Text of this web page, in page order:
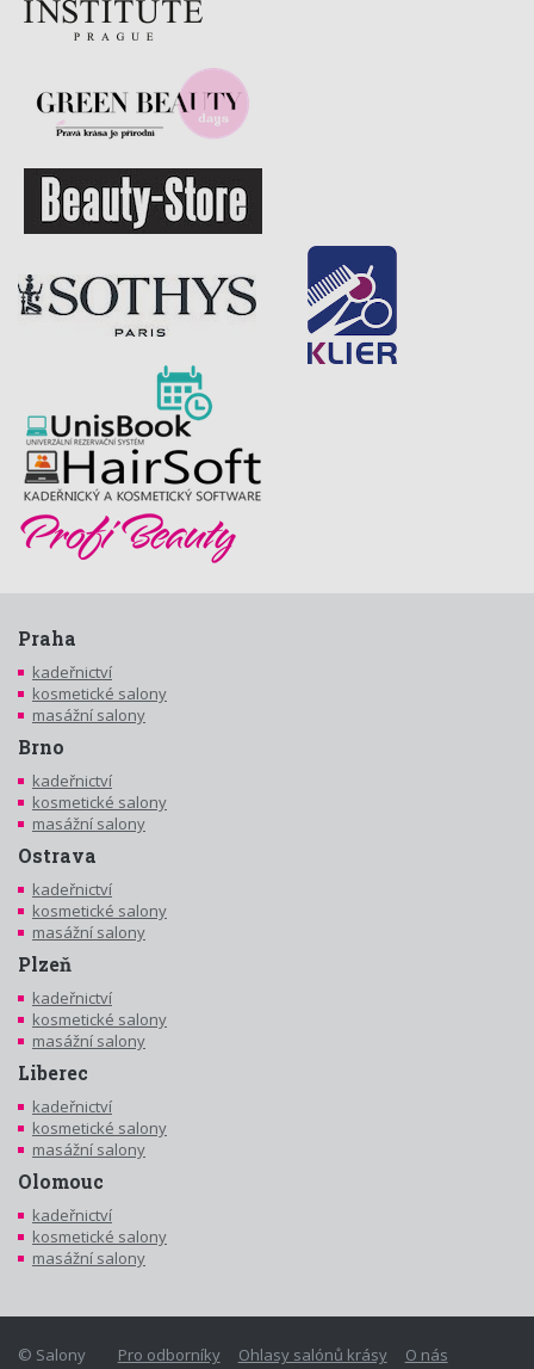
Praha
kadeřnictví
kosmetické salony
masážní salony
Brno
kadeřnictví
kosmetické salony
masážní salony
Ostrava
kadeřnictví
kosmetické salony
masážní salony
Plzeň
kadeřnictví
kosmetické salony
masážní salony
Liberec
kadeřnictví
kosmetické salony
masážní salony
Olomouc
kadeřnictví
kosmetické salony
masážní salony
Pro odborníky Ohlasy salónů krásy O nás
© Salony